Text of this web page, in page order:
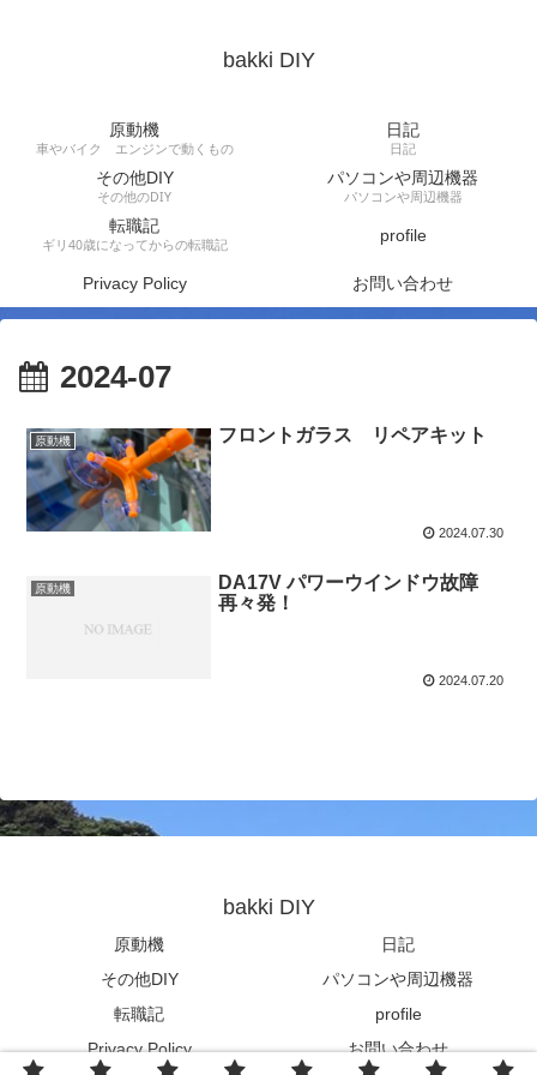
bakki DIY
原動機
車やバイク エンジンで動くもの
日記
日記
その他DIY
その他のDIY
パソコンや周辺機器
パソコンや周辺機器
転職記
ギリ40歳になってからの転職記 profile
Privacy Policy お問い合わせ
2024-07
原動機 フロントガラス リペアキット
2024.07.30
原動機
DA17V パワーウインドウ故障
再々発！
2024.07.20
bakki DIY
原動機
日記
その他DIY
パソコンや周辺機器
転職記
profile
Privacy Policy
お問い合わせ